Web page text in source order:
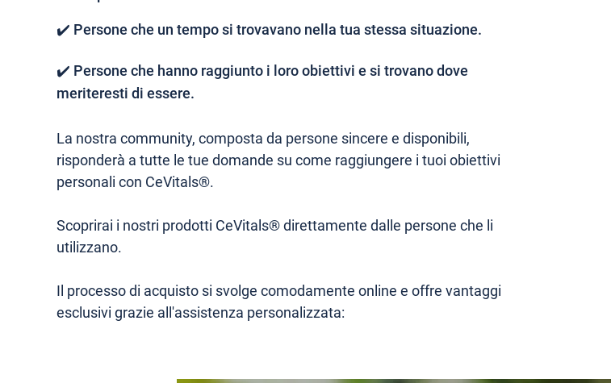
✔️ Persone che un tempo si trovavano nella tua stessa situazione.
✔️ Persone che hanno raggiunto i loro obiettivi e si trovano dove
meriteresti di essere.
La nostra community, composta da persone sincere e disponibili,
risponderà a tutte le tue domande su come raggiungere i tuoi obiettivi
personali con CeVitals®.
Scoprirai i nostri prodotti CeVitals® direttamente dalle persone che li
utilizzano.
Il processo di acquisto si svolge comodamente online e offre vantaggi
esclusivi grazie all'assistenza personalizzata: